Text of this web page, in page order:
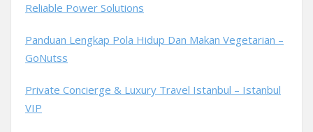
Reliable Power Solutions
Panduan Lengkap Pola Hidup Dan Makan Vegetarian –
GoNutss
Private Concierge & Luxury Travel Istanbul – Istanbul
VIP